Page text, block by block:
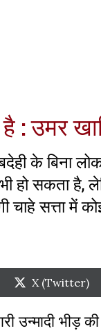
: उमर
के बिना
हो सकता है,
चाहे सत्ता में
Share
on
X (Twitter)
भीड़